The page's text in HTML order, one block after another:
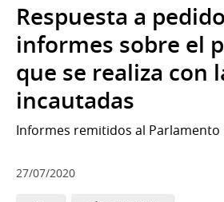
Respuesta a
informes sobre el
que se realiza con
incautadas
Informes remitidos al Parlamento
27/07/2020